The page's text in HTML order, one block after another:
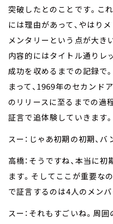
突破したとのことです。こ
には理由があって、やはり
メンタリーという点が大き
内容的にはタイトル通りレ
成功を収めるまでの記録で
まって、1969年のセカンド
のリリースに至るまでの過
証言で追体験していきます。
スー：じゃあ初期の初期、
高橋：そうですね、本当に
ます。そしてここが重要な
で証言するのは4人のメンバ
スー：それもすごいね。周